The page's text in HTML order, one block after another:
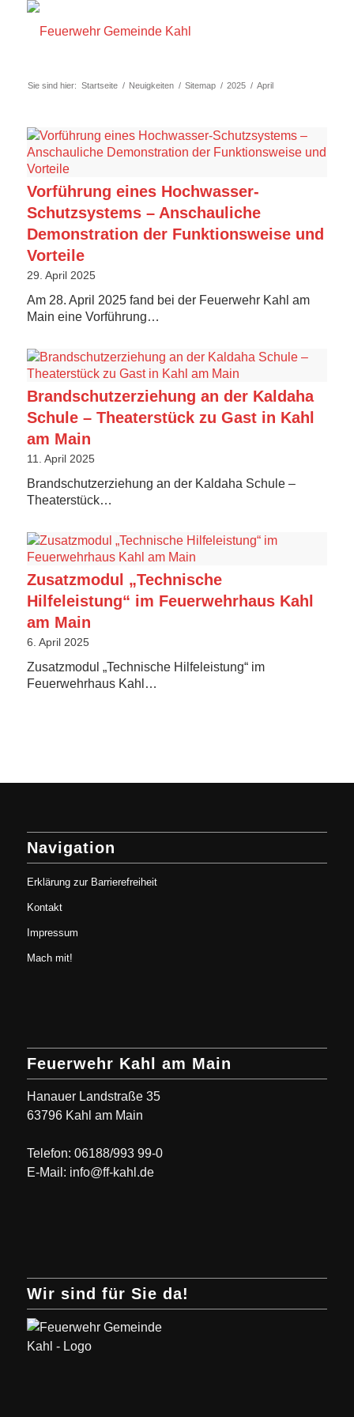
Sie sind hier: Startseite / Neuigkeiten / Sitemap / 2025 / April
Vorführung eines Hochwasser-
Schutzsystems – Anschauliche
Demonstration der Funktionsweise und
Vorteile
29. April 2025
Am 28. April 2025 fand bei der Feuerwehr Kahl am
Main eine Vorführung…
Brandschutzerziehung an der Kaldaha
Schule – Theaterstück zu Gast in Kahl
am Main
11. April 2025
Brandschutzerziehung an der Kaldaha Schule –
Theaterstück…
Zusatzmodul „Technische
Hilfeleistung“ im Feuerwehrhaus Kahl
am Main
6. April 2025
Zusatzmodul „Technische Hilfeleistung“ im
Feuerwehrhaus Kahl…
Navigation
Erklärung zur Barrierefreiheit
Kontakt
Impressum
Mach mit!
Feuerwehr Kahl am Main
Hanauer Landstraße 35
63796 Kahl am Main
Telefon: 06188/993 99-0
E-Mail: info@ff-kahl.de
Wir sind für Sie da!